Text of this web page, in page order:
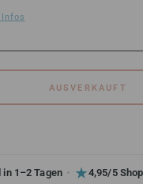
AUSVERKAUFT
in 1–2 Tagen 4,95/5